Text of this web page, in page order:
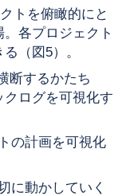
トを俯瞰的にと
各プロジェクト
（図5）。
断するかたち
ログを可視化す
の計画を可視化
に動かしていく